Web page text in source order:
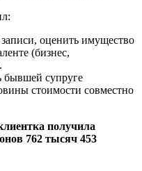
оценить имущество
(бизнес,
бывшей супруге
стоимости совместно
получила
762 тысяч 453